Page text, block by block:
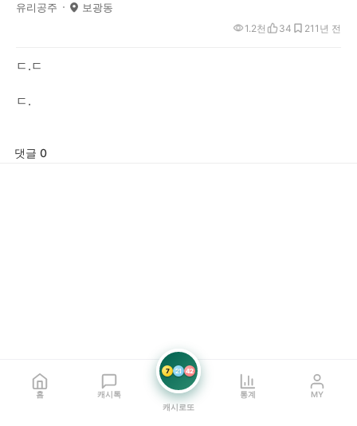
유리공주 보광동
1년 전
1.2천 34 21
ㄷ.ㄷ
ㄷ.
댓글 0
홈 캐시톡
7 21 42
캐시로또
통계 MY